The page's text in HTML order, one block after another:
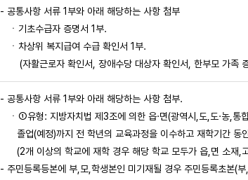
- 공통사항 서류 1부와 아래 해당하는 사항 첨부
ㆍ기초수급자 증명서 1부.
ㆍ차상위 복지급여 수급 확인서 1부.
(자활근로자 확인서, 장애수당 대상자 확인서, 한부모 가족
- 공통사항 서류 1부와 아래 해당하는 사항 첨부.
ㆍ①유형: 지방자치법 제3조에 의한 읍·면(광역시,도,도·농,통
졸업(예정)까지 전 학년의 교육과정을 이수하고 재학기간 동
(2개 이상의 학교에 재학 경우 해당 학교 모두가 읍,면 소재,
- 주민등록등본에 부,모,학생본인 미기재될 경우 주민등록초본(